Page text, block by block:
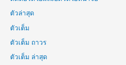
ตัวล่าสุด
ตัวเต็ม
ตัวเต็ม ถาวร
ตัวเต็ม ล่าสุด